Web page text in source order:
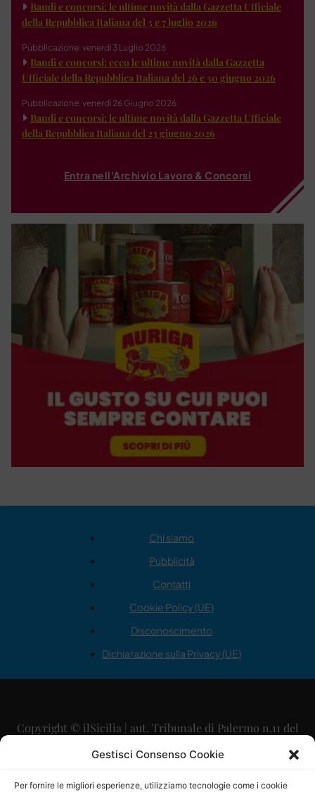
Gestisci Consenso Cookie
Per fornire le migliori esperienze, utilizziamo tecnologie come i cookie
Bandi e concorsi: le ultime novità dalla Gazzetta Ufficiale
della Repubblica Italiana del 3 e 7 luglio 2026
Pubblicazione: venerdì 3 Luglio 2026
Bandi e concorsi: ecco le ultime novità dalla Gazzetta
Ufficiale della Repubblica Italiana del 26 e 30 giugno 2026
Pubblicazione: venerdì 26 Giugno 2026
Bandi e concorsi: le ultime novità dalla Gazzetta Ufficiale
della Repubblica Italiana del 23 giugno 2026
Entra nell'Archivio Lavoro & Concorsi
Chi siamo
Pubblicità
Contatti
Cookie Policy (UE)
Disconoscimento
Dichiarazione sulla Privacy (UE)
Copyright © ilSicilia | aut. Tribunale di Palermo n.11 del
29/09/2015